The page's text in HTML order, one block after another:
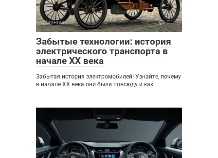
Разные 0
Забытые технологии: история
электрического транспорта в
начале XX века
Забытая история электромобилей! Узнайте, почему
в начале XX века они были повсюду и как